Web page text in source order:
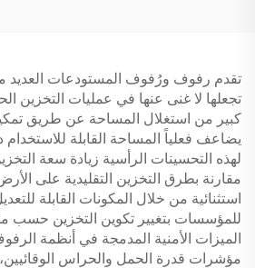
تقدم رفوف ورُفوف المستودعات العديد من
تجعلها لا غنى عنها في عمليات التخزين
كبير من استغلال المساحة عن طريق
يضاعف فعلياً المساحة القابلة
مقارنة بطرق التخزين التقليدية على
استثنائية من خلال المكونات القابلة
للمؤسسات بتغيير تكوين التخزين حسب
الميزات الأمنية المدمجة في أنظمة
مؤشرات قدرة الحمل والحراس